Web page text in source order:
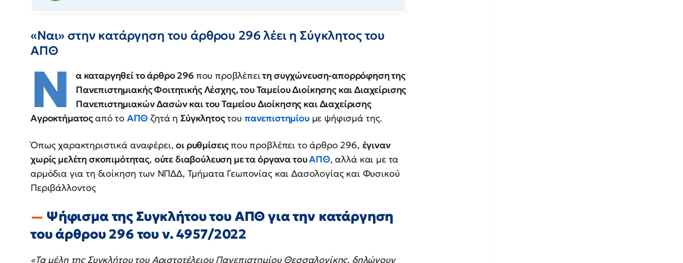
«Ναι» στην κατάργηση του άρθρου 296 λέει η Σύγκλητος του
ΑΠΘ
Ν α καταργηθεί το άρθρο 296 που προβλέπειτη συγχώνευση-απορρόφηση της
Πανεπιστημιακής Φοιτητικής Λέσχης, του Ταμείου Διοίκησης και Διαχείρισης
Πανεπιστημιακών Δασών και του Ταμείου Διοίκησης και Διαχείρισης
Αγροκτήματοςαπό το ΑΠΘ ζητά ηΣύγκλητοςτου πανεπιστημίουμε ψήφισμά της.
Όπως χαρακτηριστικά αναφέρει,οι ρυθμίσειςπου προβλέπει το άρθρο 296, έγιναν
χωρίς μελέτη σκοπιμότητας, ούτε διαβούλευση με τα όργανα τουΑΠΘ, αλλά και με τα
αρμόδια για τη διοίκηση των ΝΠΔΔ, Τμήματα Γεωπονίας και Δασολογίας και Φυσικού
Περιβάλλοντος
Ψήφισμα της Συγκλήτου του ΑΠΘ για την κατάργηση
του άρθρου 296 του ν. 4957/2022
«Τα μέλη της Συγκλήτου του Αριστοτέλειου Πανεπιστημίου Θεσσαλονίκης, δηλώνουν